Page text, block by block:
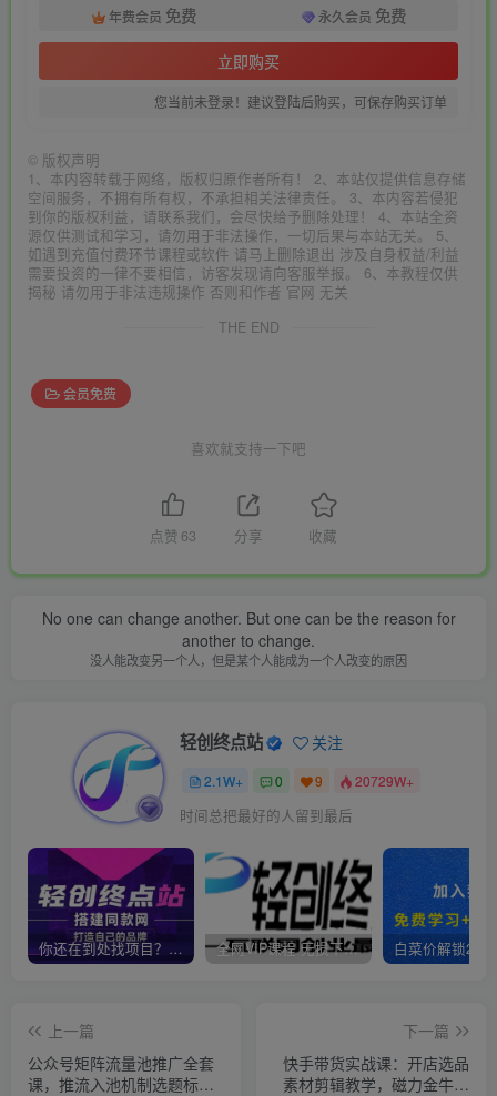
年费会员 免费 永久会员 免费
立即购买
您当前未登录！建议登陆后购买，可保存购买订单
© 版权声明
1、本内容转载于网络，版权归原作者所有！ 2、本站仅提供信息存储
空间服务，不拥有所有权，不承担相关法律责任。 3、本内容若侵犯
到你的版权利益，请联系我们，会尽快给予删除处理！ 4、本站全资
源仅供测试和学习，请勿用于非法操作，一切后果与本站无关。 5、
如遇到充值付费环节课程或软件 请马上删除退出 涉及自身权益/利益
需要投资的一律不要相信，访客发现请向客服举报。 6、本教程仅供
揭秘 请勿用于非法违规操作 否则和作者 官网 无关
THE END
会员免费
喜欢就支持一下吧
点赞 63 分享 收藏
No one can change another. But one can be the reason for
another to change.
没人能改变另一个人，但是某个人能成为一个人改变的原因
轻创终点站 关注
2.1W+ 0 9 20729W+
时间总把最好的人留到最后
你还在到处找项目？还在当韭菜？我靠卖项目一个月收入5万+，曾经我也是个失败者。 全网VIP课程 无损下载~
上一篇
公众号矩阵流量池推广全套
课，推流入池机制选题标题
下一篇
快手带货实战课：开店选品
素材剪辑教学，磁力金牛分